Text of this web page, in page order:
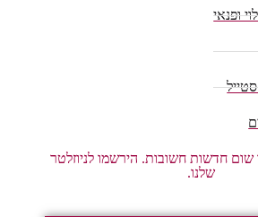
ופנאי
סטייל
חדשות חשובות. הירשמו לניוזלטר
שלנו.